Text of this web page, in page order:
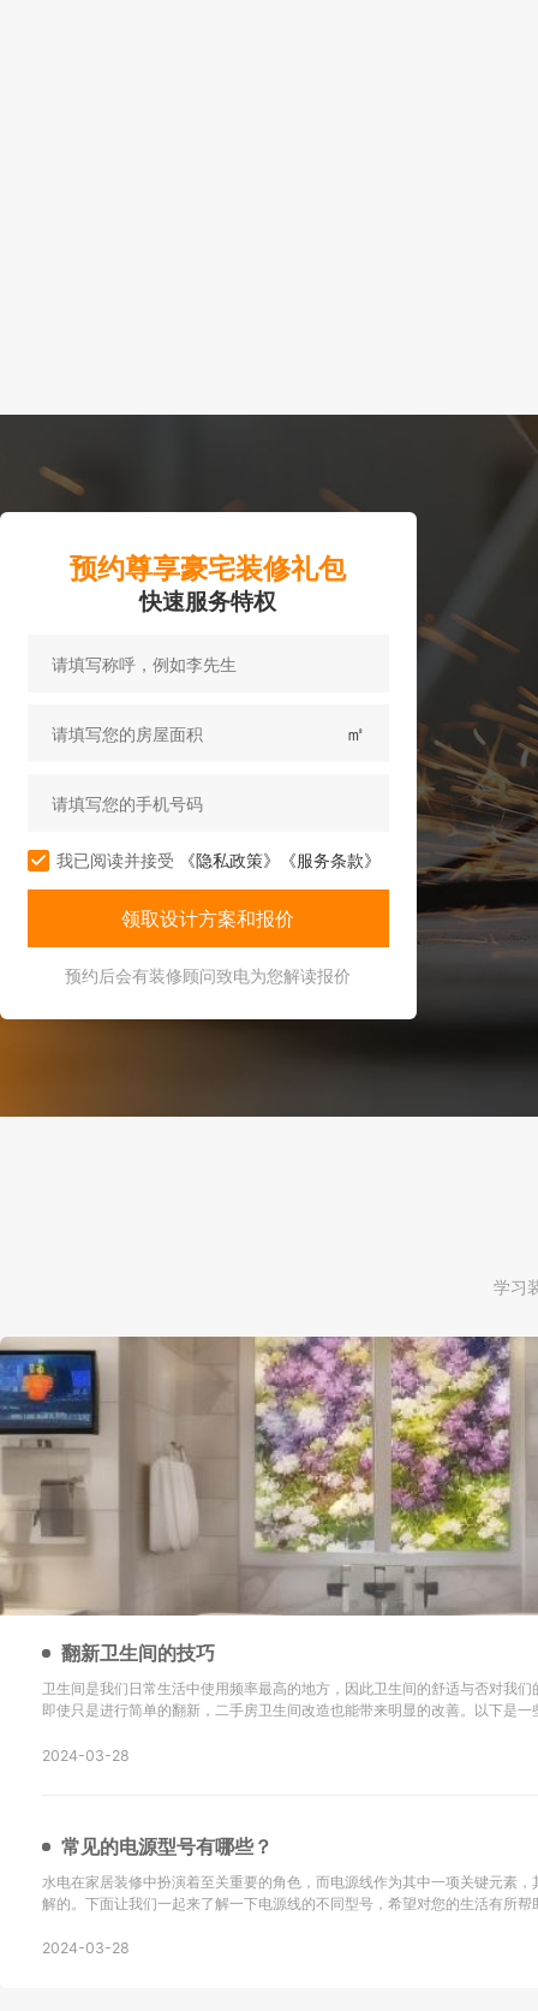
预约尊享豪宅装修礼包
快速服务特权
㎡
我已阅读并接受 《隐私政策》 《服务条款》
预约后会有装修顾问致电为您解读报价
学习
翻新卫生间的技巧
卫生间是我们日常生活中使用频率最高的地方，因此卫生间的舒适与否对我们
即使只是进行简单的翻新，二手房卫生间改造也能带来明显的改善。以下是一
铺设瓷砖是很重要的。确保地砖的铺设
2024-03-28
常见的电源型号有哪些？
水电在家居装修中扮演着至关重要的角色，而电源线作为其中一项关键元素，
解的。下面让我们一起来了解一下电源线的不同型号，希望对您的生活有所帮助！ SYV：这
同轴电缆。 KVV：这种电缆采用聚氯乙烯
2024-03-28